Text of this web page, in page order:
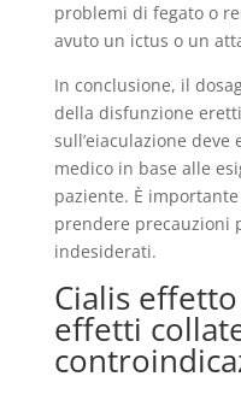
problemi di fegato o
avuto un ictus o un
In conclusione, il
della disfunzione
sull’eiaculazione
medico in base alle
paziente. È
prendere precauzioni
indesiderati.
Cialis
effetti